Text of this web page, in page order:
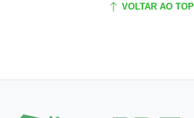
VOLTAR AO